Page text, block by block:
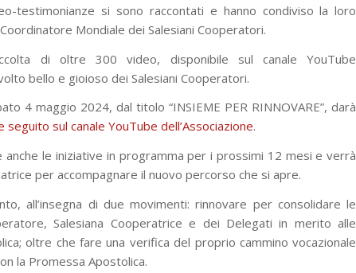
testimonianze si sono raccontati e hanno condiviso la loro
Mondiale dei Salesiani Cooperatori.
di oltre 300 video, disponibile sul canale YouTube
bello e gioioso dei Salesiani Cooperatori.
4 maggio 2024, dal titolo “INSIEME PER RINNOVARE”, darà
sul canale YouTube dell’Associazione.
anche le iniziative in programma per i prossimi 12 mesi e verrà
per accompagnare il nuovo percorso che si apre.
all’insegna di due movimenti: rinnovare per consolidare le
Salesiana Cooperatrice e dei Delegati in merito alle
oltre che fare una verifica del proprio cammino vocazionale
la Promessa Apostolica.